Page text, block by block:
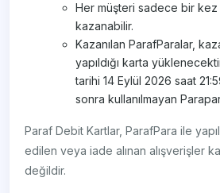
Her müşteri sadece bir
kazanabilir.
Kazanılan ParafParalar,
yapıldığı karta
tarihi 14 Eylül 2026 saat
sonra kullanılmayan
Paraf Debit Kartlar, ParafPara ile
edilen veya iade alınan alışverişler
değildir.